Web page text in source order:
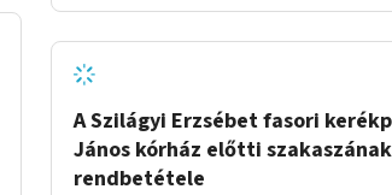
A Szilágyi Erzsébet fasori
János kórház előtti szakaszának
rendbetétele